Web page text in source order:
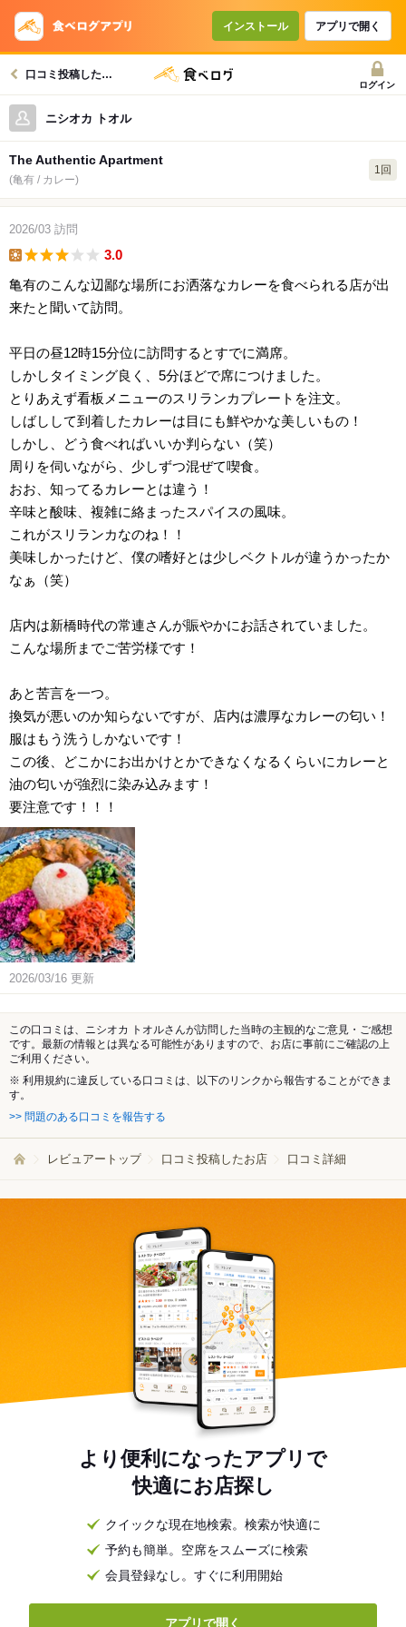
インストール アプリで開く
口コミ投稿したお店一覧
ログイン
ニシオカ トオル
The Authentic Apartment
(亀有 / カレー)
1回
2026/03 訪問
3.0
亀有のこんな辺鄙な場所にお洒落なカレーを食べられる店が出
来たと聞いて訪問。
平日の昼12時15分位に訪問するとすでに満席。
しかしタイミング良く、5分ほどで席につけました。
とりあえず看板メニューのスリランカプレートを注文。
しばしして到着したカレーは目にも鮮やかな美しいもの！
しかし、どう食べればいいか判らない（笑）
周りを伺いながら、少しずつ混ぜて喫食。
おお、知ってるカレーとは違う！
辛味と酸味、複雑に絡まったスパイスの風味。
これがスリランカなのね！！
美味しかったけど、僕の嗜好とは少しベクトルが違うかったか
なぁ（笑）
店内は新橋時代の常連さんが賑やかにお話されていました。
こんな場所までご苦労様です！
あと苦言を一つ。
換気が悪いのか知らないですが、店内は濃厚なカレーの匂い！
服はもう洗うしかないです！
この後、どこかにお出かけとかできなくなるくらいにカレーと
油の匂いが強烈に染み込みます！
要注意です！！！
2026/03/16 更新
この口コミは、ニシオカ トオルさんが訪問した当時の主観的なご意見・ご感想
です。最新の情報とは異なる可能性がありますので、お店に事前にご確認の上
ご利用ください。
※ 利用規約に違反している口コミは、以下のリンクから報告することができま
す。
>> 問題のある口コミを報告する
レビュアートップ 口コミ投稿したお店 口コミ詳細
より便利になったアプリで
快適にお店探し
クイックな現在地検索。検索が快適に
予約も簡単。空席をスムーズに検索
会員登録なし。すぐに利用開始
アプリで開く